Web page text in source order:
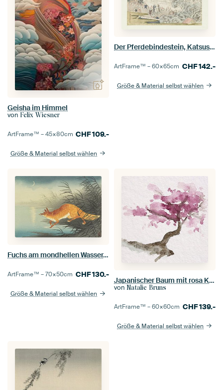
Geisha im Himmel
von Felix Wiesner
ArtFrame™ –45×80cm CHF109.-
Größe & Material selbst wählen
Der Pferdebindestein, Katsushika Hokusai, 1822.
ArtFrame™ –60×65cm CHF142.-
Größe & Material selbst wählen
Fuchs am mondhellen Wasser, Ohara Koson
ArtFrame™ –70×50cm CHF130.-
Größe & Material selbst wählen
Japanischer Baum mit rosa Kirschblüte (Aquarellmalerei sakura Japan Blumen romantisch Frühling prunu
von Natalie Bruns
ArtFrame™ –60×60cm CHF139.-
Größe & Material selbst wählen